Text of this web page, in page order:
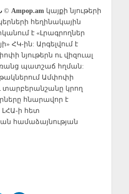
© Ampop.am կայքի նյութերի
հեղինակային
է «Լրագրողներ
ՀԿ-ին: Արգելվում է
նյութերն ու վիզուալ
պատշաճ հղման:
Ամփոփի
կրող
հնարավոր է
ԼՀԱ-ի հետ
համաձայնության